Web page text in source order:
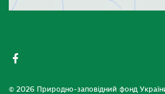
© 2026 Природно-заповідний фонд